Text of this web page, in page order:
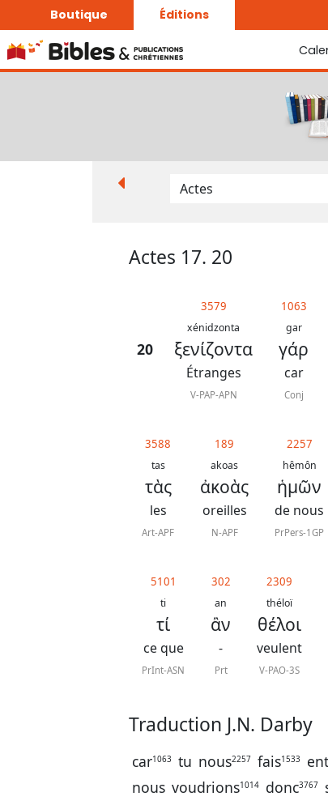
Boutique Éditions
La Bonne
Le Seigneur est
Actes 17. 20
20
3579
xénidzonta
ξενίζοντα
Étranges
V-PAP-APN
1063
gar
γάρ
car
Conj
3588
tas
τὰς
les
Art-APF
189
akoas
ἀκοὰς
oreilles
N-APF
2257
hêmôn
ἡμῶν
de nous
PrPers-1GP
5101
ti
τί
ce que
PrInt-ASN
302
an
ἂν
-
Prt
2309
théloï
θέλοι
veulent
V-PAO-3S
Traduction J.N. Darby
car1063 tu nous2257 fais1533
nous voudrions1014 donc3767